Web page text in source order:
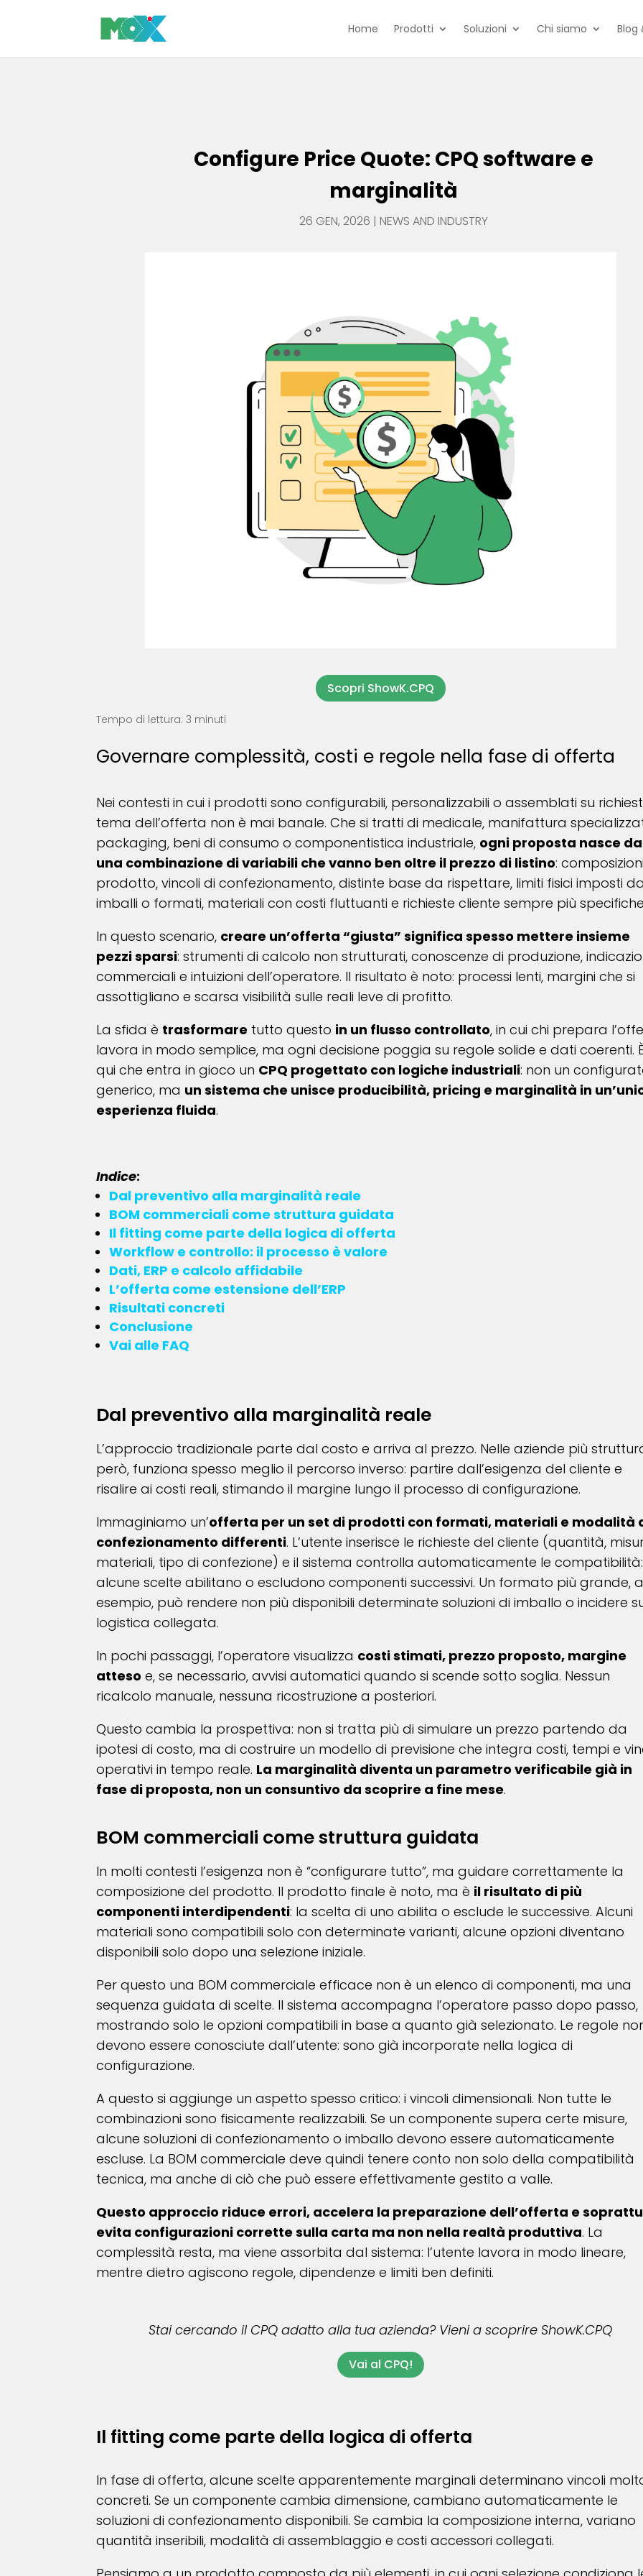
Home Prodotti Soluzioni Chi siamo Blog
Configure Price Quote: CPQ software e
marginalità
26 GEN, 2026 | NEWS AND INDUSTRY
Scopri ShowK.CPQ
Tempo di lettura: 3 minuti
Governare complessità, costi e regole nella fase di offerta
Nei contesti in cui i prodotti sono configurabili, personalizzabili o assemblati su
tema dell’offerta non è mai banale. Che si tratti di medicale, manifattura
packaging, beni di consumo o componentistica industriale, ogni proposta nasce da
una combinazione di variabili che vanno ben oltre il prezzo di listino:
prodotto, vincoli di confezionamento, distinte base da rispettare, limiti fisici imposti
imballi o formati, materiali con costi fluttuanti e richieste cliente sempre più
In questo scenario, creare un’offerta “giusta” significa spesso mettere insieme
pezzi sparsi: strumenti di calcolo non strutturati, conoscenze di produzione,
commerciali e intuizioni dell’operatore. Il risultato è noto: processi lenti, margini che si
assottigliano e scarsa visibilità sulle reali leve di profitto.
La sfida è trasformare tutto questo in un flusso controllato, in cui chi prepara
lavora in modo semplice, ma ogni decisione poggia su regole solide e dati coerenti.
qui che entra in gioco un CPQ progettato con logiche industriali: non un
generico, ma un sistema che unisce producibilità, pricing e marginalità in
esperienza fluida.
Indice:
Dal preventivo alla marginalità reale
BOM commerciali come struttura guidata
Il fitting come parte della logica di offerta
Workflow e controllo: il processo è valore
Dati, ERP e calcolo affidabile
L’offerta come estensione dell’ERP
Risultati concreti
Conclusione
Vai alle FAQ
Dal preventivo alla marginalità reale
L’approccio tradizionale parte dal costo e arriva al prezzo. Nelle aziende più
però, funziona spesso meglio il percorso inverso: partire dall’esigenza del cliente e
risalire ai costi reali, stimando il margine lungo il processo di configurazione.
Immaginiamo un’offerta per un set di prodotti con formati, materiali e modalità
confezionamento differenti. L’utente inserisce le richieste del cliente (quantità,
materiali, tipo di confezione) e il sistema controlla automaticamente le compatibilità:
alcune scelte abilitano o escludono componenti successivi. Un formato più grande,
esempio, può rendere non più disponibili determinate soluzioni di imballo o incidere
logistica collegata.
In pochi passaggi, l’operatore visualizza costi stimati, prezzo proposto, margine
atteso e, se necessario, avvisi automatici quando si scende sotto soglia. Nessun
ricalcolo manuale, nessuna ricostruzione a posteriori.
Questo cambia la prospettiva: non si tratta più di simulare un prezzo partendo da
ipotesi di costo, ma di costruire un modello di previsione che integra costi, tempi e
operativi in tempo reale. La marginalità diventa un parametro verificabile già in
fase di proposta, non un consuntivo da scoprire a fine mese.
BOM commerciali come struttura guidata
In molti contesti l’esigenza non è “configurare tutto”, ma guidare correttamente la
composizione del prodotto. Il prodotto finale è noto, ma è il risultato di più
componenti interdipendenti: la scelta di uno abilita o esclude le successive. Alcuni
materiali sono compatibili solo con determinate varianti, alcune opzioni diventano
disponibili solo dopo una selezione iniziale.
Per questo una BOM commerciale efficace non è un elenco di componenti, ma una
sequenza guidata di scelte. Il sistema accompagna l’operatore passo dopo passo,
mostrando solo le opzioni compatibili in base a quanto già selezionato. Le regole
devono essere conosciute dall’utente: sono già incorporate nella logica di
configurazione.
A questo si aggiunge un aspetto spesso critico: i vincoli dimensionali. Non tutte le
combinazioni sono fisicamente realizzabili. Se un componente supera certe misure,
alcune soluzioni di confezionamento o imballo devono essere automaticamente
escluse. La BOM commerciale deve quindi tenere conto non solo della compatibilità
tecnica, ma anche di ciò che può essere effettivamente gestito a valle.
Questo approccio riduce errori, accelera la preparazione dell’offerta e
evita configurazioni corrette sulla carta ma non nella realtà produttiva. La
complessità resta, ma viene assorbita dal sistema: l’utente lavora in modo lineare,
mentre dietro agiscono regole, dipendenze e limiti ben definiti.
Stai cercando il CPQ adatto alla tua azienda? Vieni a scoprire ShowK.CPQ
Vai al CPQ!
Il fitting come parte della logica di offerta
In fase di offerta, alcune scelte apparentemente marginali determinano vincoli
concreti. Se un componente cambia dimensione, cambiano automaticamente le
soluzioni di confezionamento disponibili. Se cambia la composizione interna, variano
quantità inseribili, modalità di assemblaggio e costi accessori collegati.